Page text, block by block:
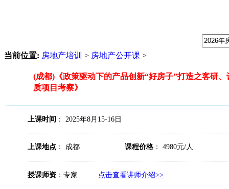
当前位置: 房地产培训 > 房地产公开课 >
(成都)《政策驱动下的产品创新“好房子”打造之客研
质项目考察》
上课时间 ： 2025年8月15-16日
上课地点 ： 成都 课程价格 ： 4980元/人
授课师资 ：专家 点击查看讲师介绍>>